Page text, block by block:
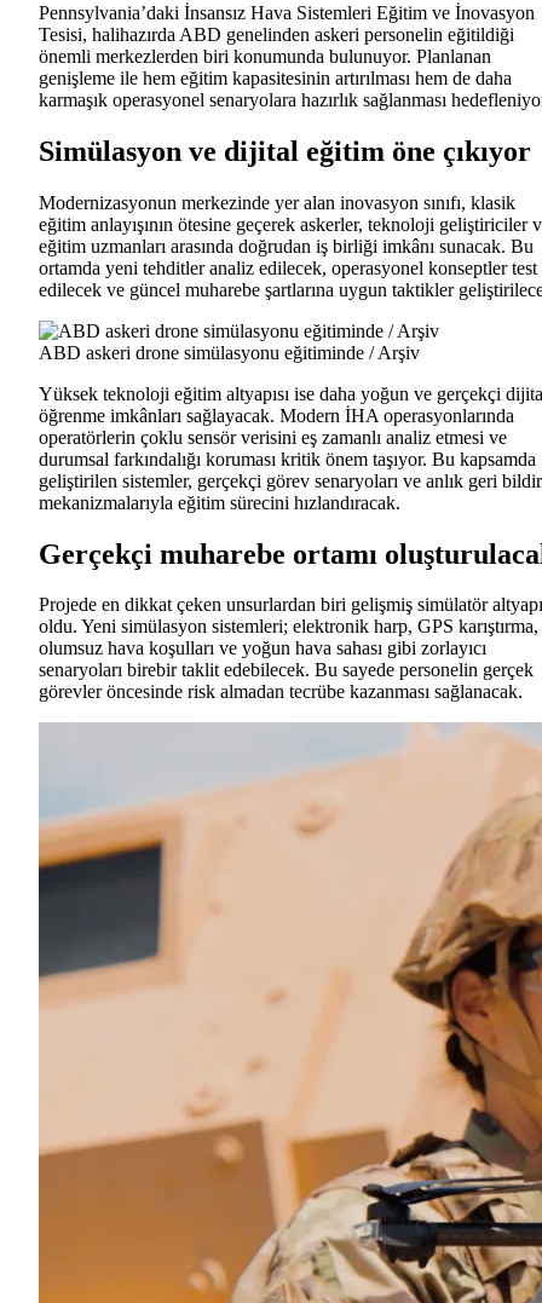
Pennsylvania’daki İnsansız Hava Sistemleri Eğitim ve İnovasyon
Tesisi, halihazırda ABD genelinden askeri personelin eğitildiği
önemli merkezlerden biri konumunda bulunuyor. Planlanan
genişleme ile hem eğitim kapasitesinin artırılması hem de daha
karmaşık operasyonel senaryolara hazırlık sağlanması
Simülasyon ve dijital eğitim öne çıkıyor
Modernizasyonun merkezinde yer alan inovasyon sınıfı, klasik
eğitim anlayışının ötesine geçerek askerler, teknoloji geliştiriciler
eğitim uzmanları arasında doğrudan iş birliği imkânı sunacak. Bu
ortamda yeni tehditler analiz edilecek, operasyonel konseptler test
edilecek ve güncel muharebe şartlarına uygun taktikler
ABD askeri drone simülasyonu eğitiminde / Arşiv
Yüksek teknoloji eğitim altyapısı ise daha yoğun ve gerçekçi
öğrenme imkânları sağlayacak. Modern İHA operasyonlarında
operatörlerin çoklu sensör verisini eş zamanlı analiz etmesi ve
durumsal farkındalığı koruması kritik önem taşıyor. Bu kapsamda
geliştirilen sistemler, gerçekçi görev senaryoları ve anlık geri
mekanizmalarıyla eğitim sürecini hızlandıracak.
Gerçekçi muharebe ortamı
Projede en dikkat çeken unsurlardan biri gelişmiş simülatör
oldu. Yeni simülasyon sistemleri; elektronik harp, GPS karıştırma,
olumsuz hava koşulları ve yoğun hava sahası gibi zorlayıcı
senaryoları birebir taklit edebilecek. Bu sayede personelin gerçek
görevler öncesinde risk almadan tecrübe kazanması sağlanacak.